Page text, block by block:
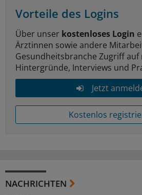
Vorteile des Logins
Über unser kostenloses Login
Ärztinnen sowie andere
Gesundheitsbranche Zugriff auf
Hintergründe, Interviews und
Jetzt
Kostenlos
NACHRICHTEN